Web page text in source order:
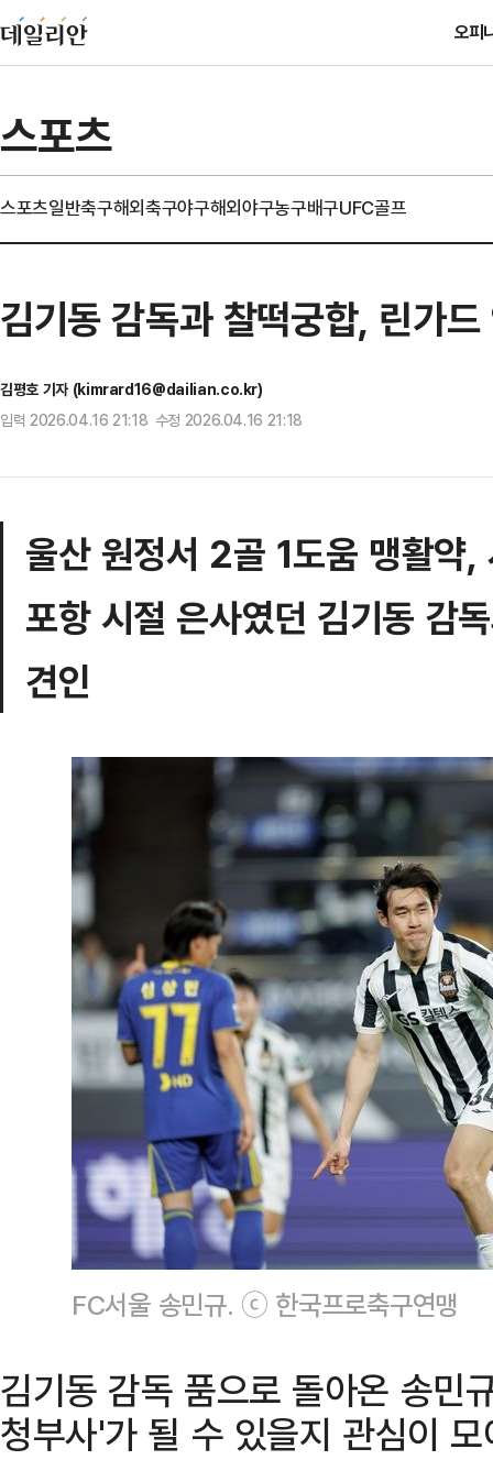
오피
스포츠
스포츠일반축구해외축구야구해외야구농구배구UFC골프
김기동 감독과 찰떡궁합, 린가
김평호 기자 (kimrard16@dailian.co.kr)
입력 2026.04.16 21:18 수정 2026.04.16 21:18
울산 원정서 2골 1도움 맹활
포항 시절 은사였던 김기동 감
견인
FC서울 송민규. ⓒ 한국프로축구연맹
김기동 감독 품으로 돌아온 송민
청부사'가 될 수 있을지 관심이